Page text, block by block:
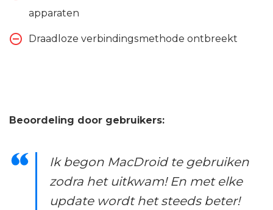
apparaten
Draadloze verbindingsmethode ontbreekt
Beoordeling door gebruikers:
Ik begon MacDroid te gebruiken
zodra het uitkwam! En met elke
update wordt het steeds beter!